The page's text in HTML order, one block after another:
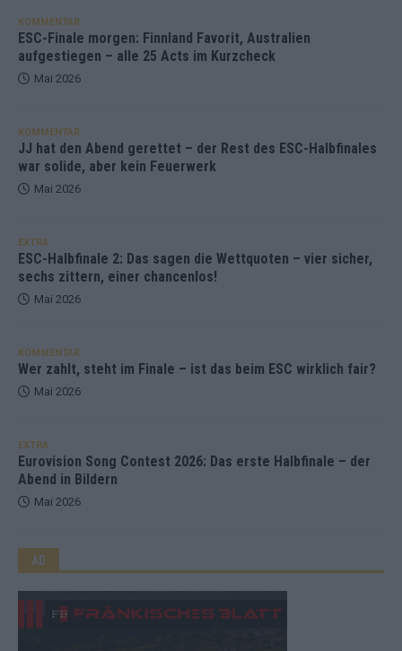
KOMMENTAR
ESC-Finale morgen: Finnland Favorit, Australien
aufgestiegen – alle 25 Acts im Kurzcheck
Mai 2026
KOMMENTAR
JJ hat den Abend gerettet – der Rest des ESC-Halbfinales
war solide, aber kein Feuerwerk
Mai 2026
EXTRA
ESC-Halbfinale 2: Das sagen die Wettquoten – vier sicher,
sechs zittern, einer chancenlos!
Mai 2026
KOMMENTAR
Wer zahlt, steht im Finale – ist das beim ESC wirklich fair?
Mai 2026
EXTRA
Eurovision Song Contest 2026: Das erste Halbfinale – der
Abend in Bildern
Mai 2026
AD